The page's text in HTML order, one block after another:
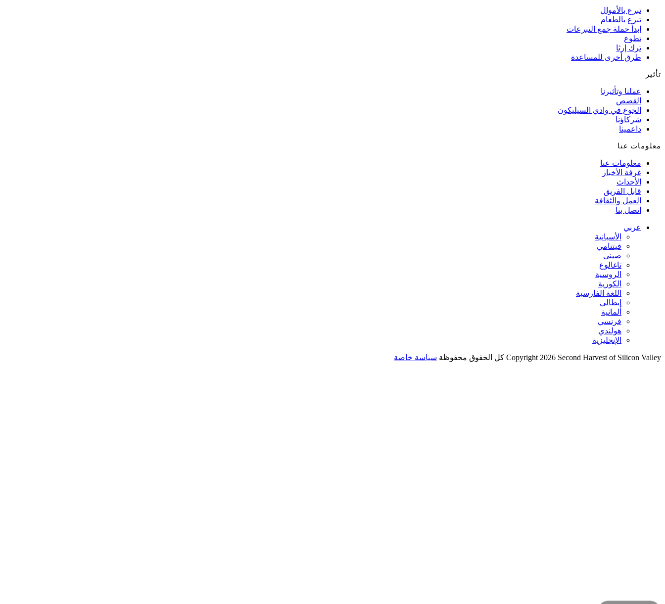
تبرع بالأموال
تبرع بالطعام
ابدأ حملة جمع التبرعات
تطوع
ترك إرثا
طرق أخرى للمساعدة
تأثير
عملنا وتأثيرنا
القصص
الجوع في وادي السيليكون
شركاؤنا
داعمينا
معلومات عنا
معلومات عنا
غرفة الأخبار
الأحداث
قابل الفريق
العمل والثقافة
اتصل بنا
عربي
الأسبانية
فيتنامي
صينى
تاغالوغ
الروسية
الكورية
اللغة الفارسية
إيطالي
ألمانية
فرنسي
هولندي
الإنجليزية
Copyright 2026 Second Harvest of Silicon Valley كل الحقوق محفوظة سياسة خاصة